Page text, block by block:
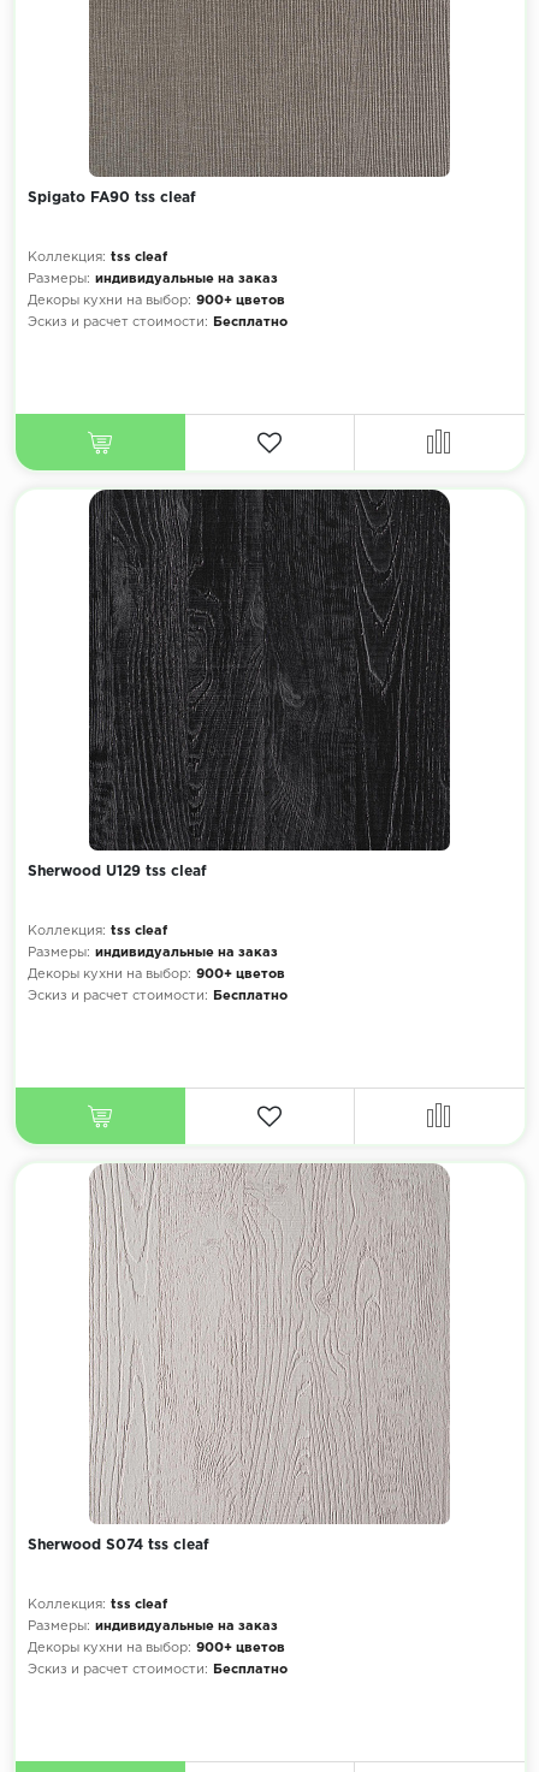
Spigato FA90 tss cleaf
Коллекция: tss cleaf
Размеры: индивидуальные на заказ
Декоры кухни на выбор: 900+ цветов
Эскиз и расчет стоимости:
Бесплатно
Sherwood U129 tss cleaf
Коллекция: tss cleaf
Размеры: индивидуальные на заказ
Декоры кухни на выбор: 900+ цветов
Эскиз и расчет стоимости:
Бесплатно
Sherwood S074 tss cleaf
Коллекция: tss cleaf
Размеры: индивидуальные на заказ
Декоры кухни на выбор: 900+ цветов
Эскиз и расчет стоимости:
Бесплатно